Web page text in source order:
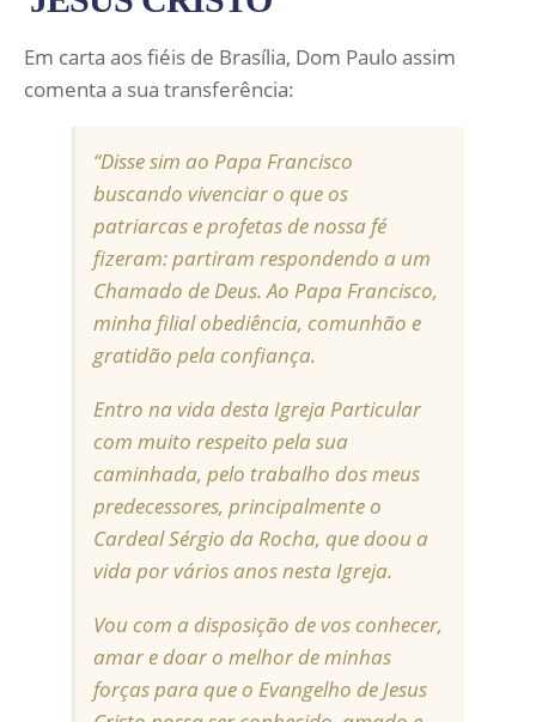
Em carta aos fiéis de Brasília, Dom Paulo assim
comenta a sua transferência:
“Disse sim ao Papa Francisco
buscando vivenciar o que os
patriarcas e profetas de nossa fé
fizeram: partiram respondendo a um
Chamado de Deus. Ao Papa Francisco,
minha filial obediência, comunhão e
gratidão pela confiança.
Entro na vida desta Igreja Particular
com muito respeito pela sua
caminhada, pelo trabalho dos meus
predecessores, principalmente o
Cardeal Sérgio da Rocha, que doou a
vida por vários anos nesta Igreja.
Vou com a disposição de vos conhecer,
amar e doar o melhor de minhas
forças para que o Evangelho de Jesus